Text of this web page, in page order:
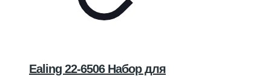
Ealing 22-6506 Набор для